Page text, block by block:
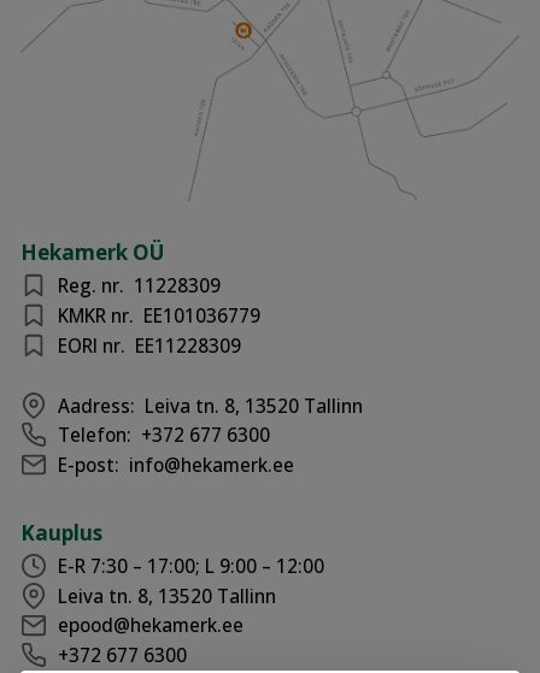
Hekamerk OÜ
Reg. nr. 11228309
KMKR nr. EE101036779
EORI nr. EE11228309
Aadress: Leiva tn. 8, 13520 Tallinn
Telefon: +372 677 6300
E-post: info@hekamerk.ee
Kauplus
E-R 7:30 – 17:00; L 9:00 – 12:00
Leiva tn. 8, 13520 Tallinn
epood@hekamerk.ee
+372 677 6300